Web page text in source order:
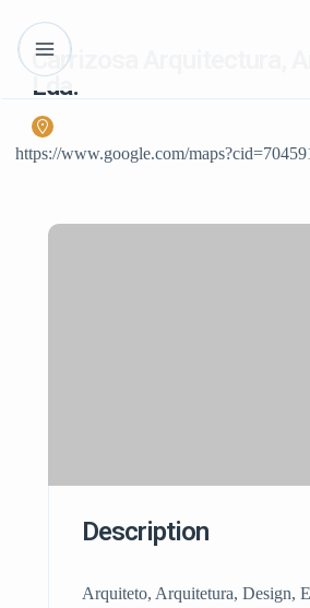
Carrizosa Arquitectura,
Lda.
https://www.google.com/
Description
Arquiteto, Arquitetura, Design,